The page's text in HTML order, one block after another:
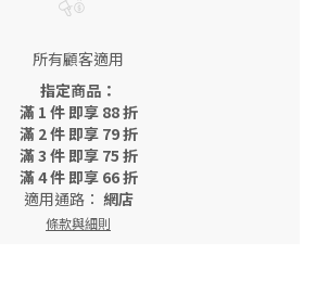
滿額😎抽王陽明跨界禮盒】
所有顧客適用
指定商品：
滿 1 件 即享 88 折
滿 2 件 即享 79 折
滿 3 件 即享 75 折
滿 4 件 即享 66 折
適用通路： 網店
條款與細則